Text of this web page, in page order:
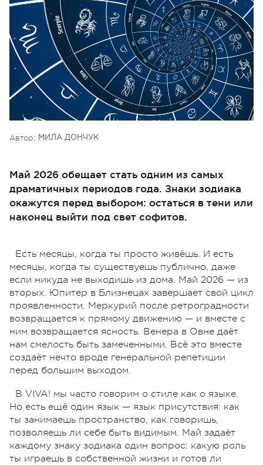
Автор: МИЛА ДОНЧУК
Май 2026 обещает стать одним из самых
драматичных периодов года. Знаки зодиака
окажутся перед выбором: остаться в тени или
наконец выйти под свет софитов.
Есть месяцы, когда ты просто живёшь. И есть
месяцы, когда ты существуешь публично, даже
если никуда не выходишь из дома. Май 2026 — из
вторых. Юпитер в Близнецах завершает свой цикл
проявленности. Меркурий после ретроградности
возвращается к прямому движению — и вместе с
ним возвращается ясность. Венера в Овне даёт
нам смелость быть замеченными. Всё это вместе
создаёт нечто вроде генеральной репетиции
перед большим выходом.
В VIVA! мы часто говорим о стиле как о языке.
Но есть ещё один язык — язык присутствия: как
ты занимаешь пространство, как говоришь,
позволяешь ли себе быть видимым. Май задаёт
каждому знаку зодиака один вопрос: какую роль
ты играешь в собственной жизни и готов ли